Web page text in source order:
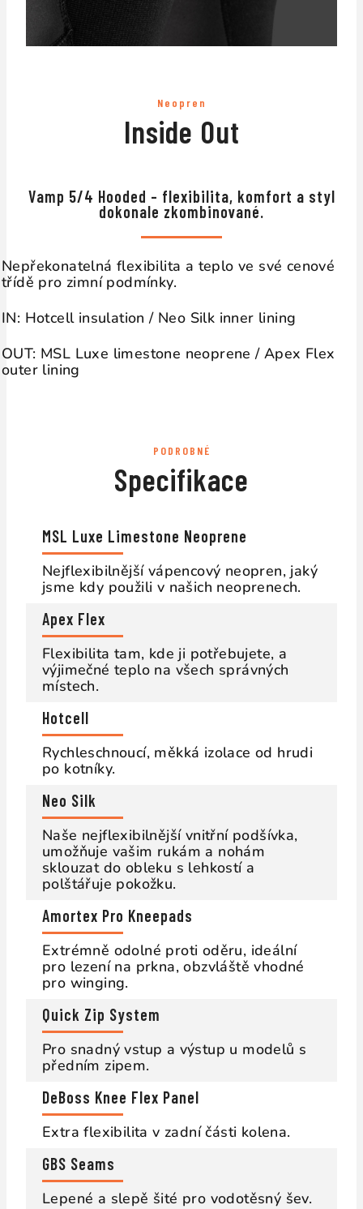
Neopren
Inside Out
Vamp 5/4 Hooded – flexibilita, komfort a styl
dokonale zkombinované.
Nepřekonatelná flexibilita a teplo ve své cenové
třídě pro zimní podmínky.
IN: Hotcell insulation / Neo Silk inner lining
OUT: MSL Luxe limestone neoprene / Apex Flex
outer lining
PODROBNÉ
Specifikace
MSL Luxe Limestone Neoprene
Nejflexibilnější vápencový neopren, jaký
jsme kdy použili v našich neoprenech.
Apex Flex
Flexibilita tam, kde ji potřebujete, a
výjimečné teplo na všech správných
místech.
Hotcell
Rychleschnoucí, měkká izolace od hrudi
po kotníky.
Neo Silk
Naše nejflexibilnější vnitřní podšívka,
umožňuje vašim rukám a nohám
sklouzat do obleku s lehkostí a
polštářuje pokožku.
Amortex Pro Kneepads
Extrémně odolné proti oděru, ideální
pro lezení na prkna, obzvláště vhodné
pro winging.
Quick Zip System
Pro snadný vstup a výstup u modelů s
předním zipem.
DeBoss Knee Flex Panel
Extra flexibilita v zadní části kolena.
GBS Seams
Lepené a slepě šité pro vodotěsný šev.